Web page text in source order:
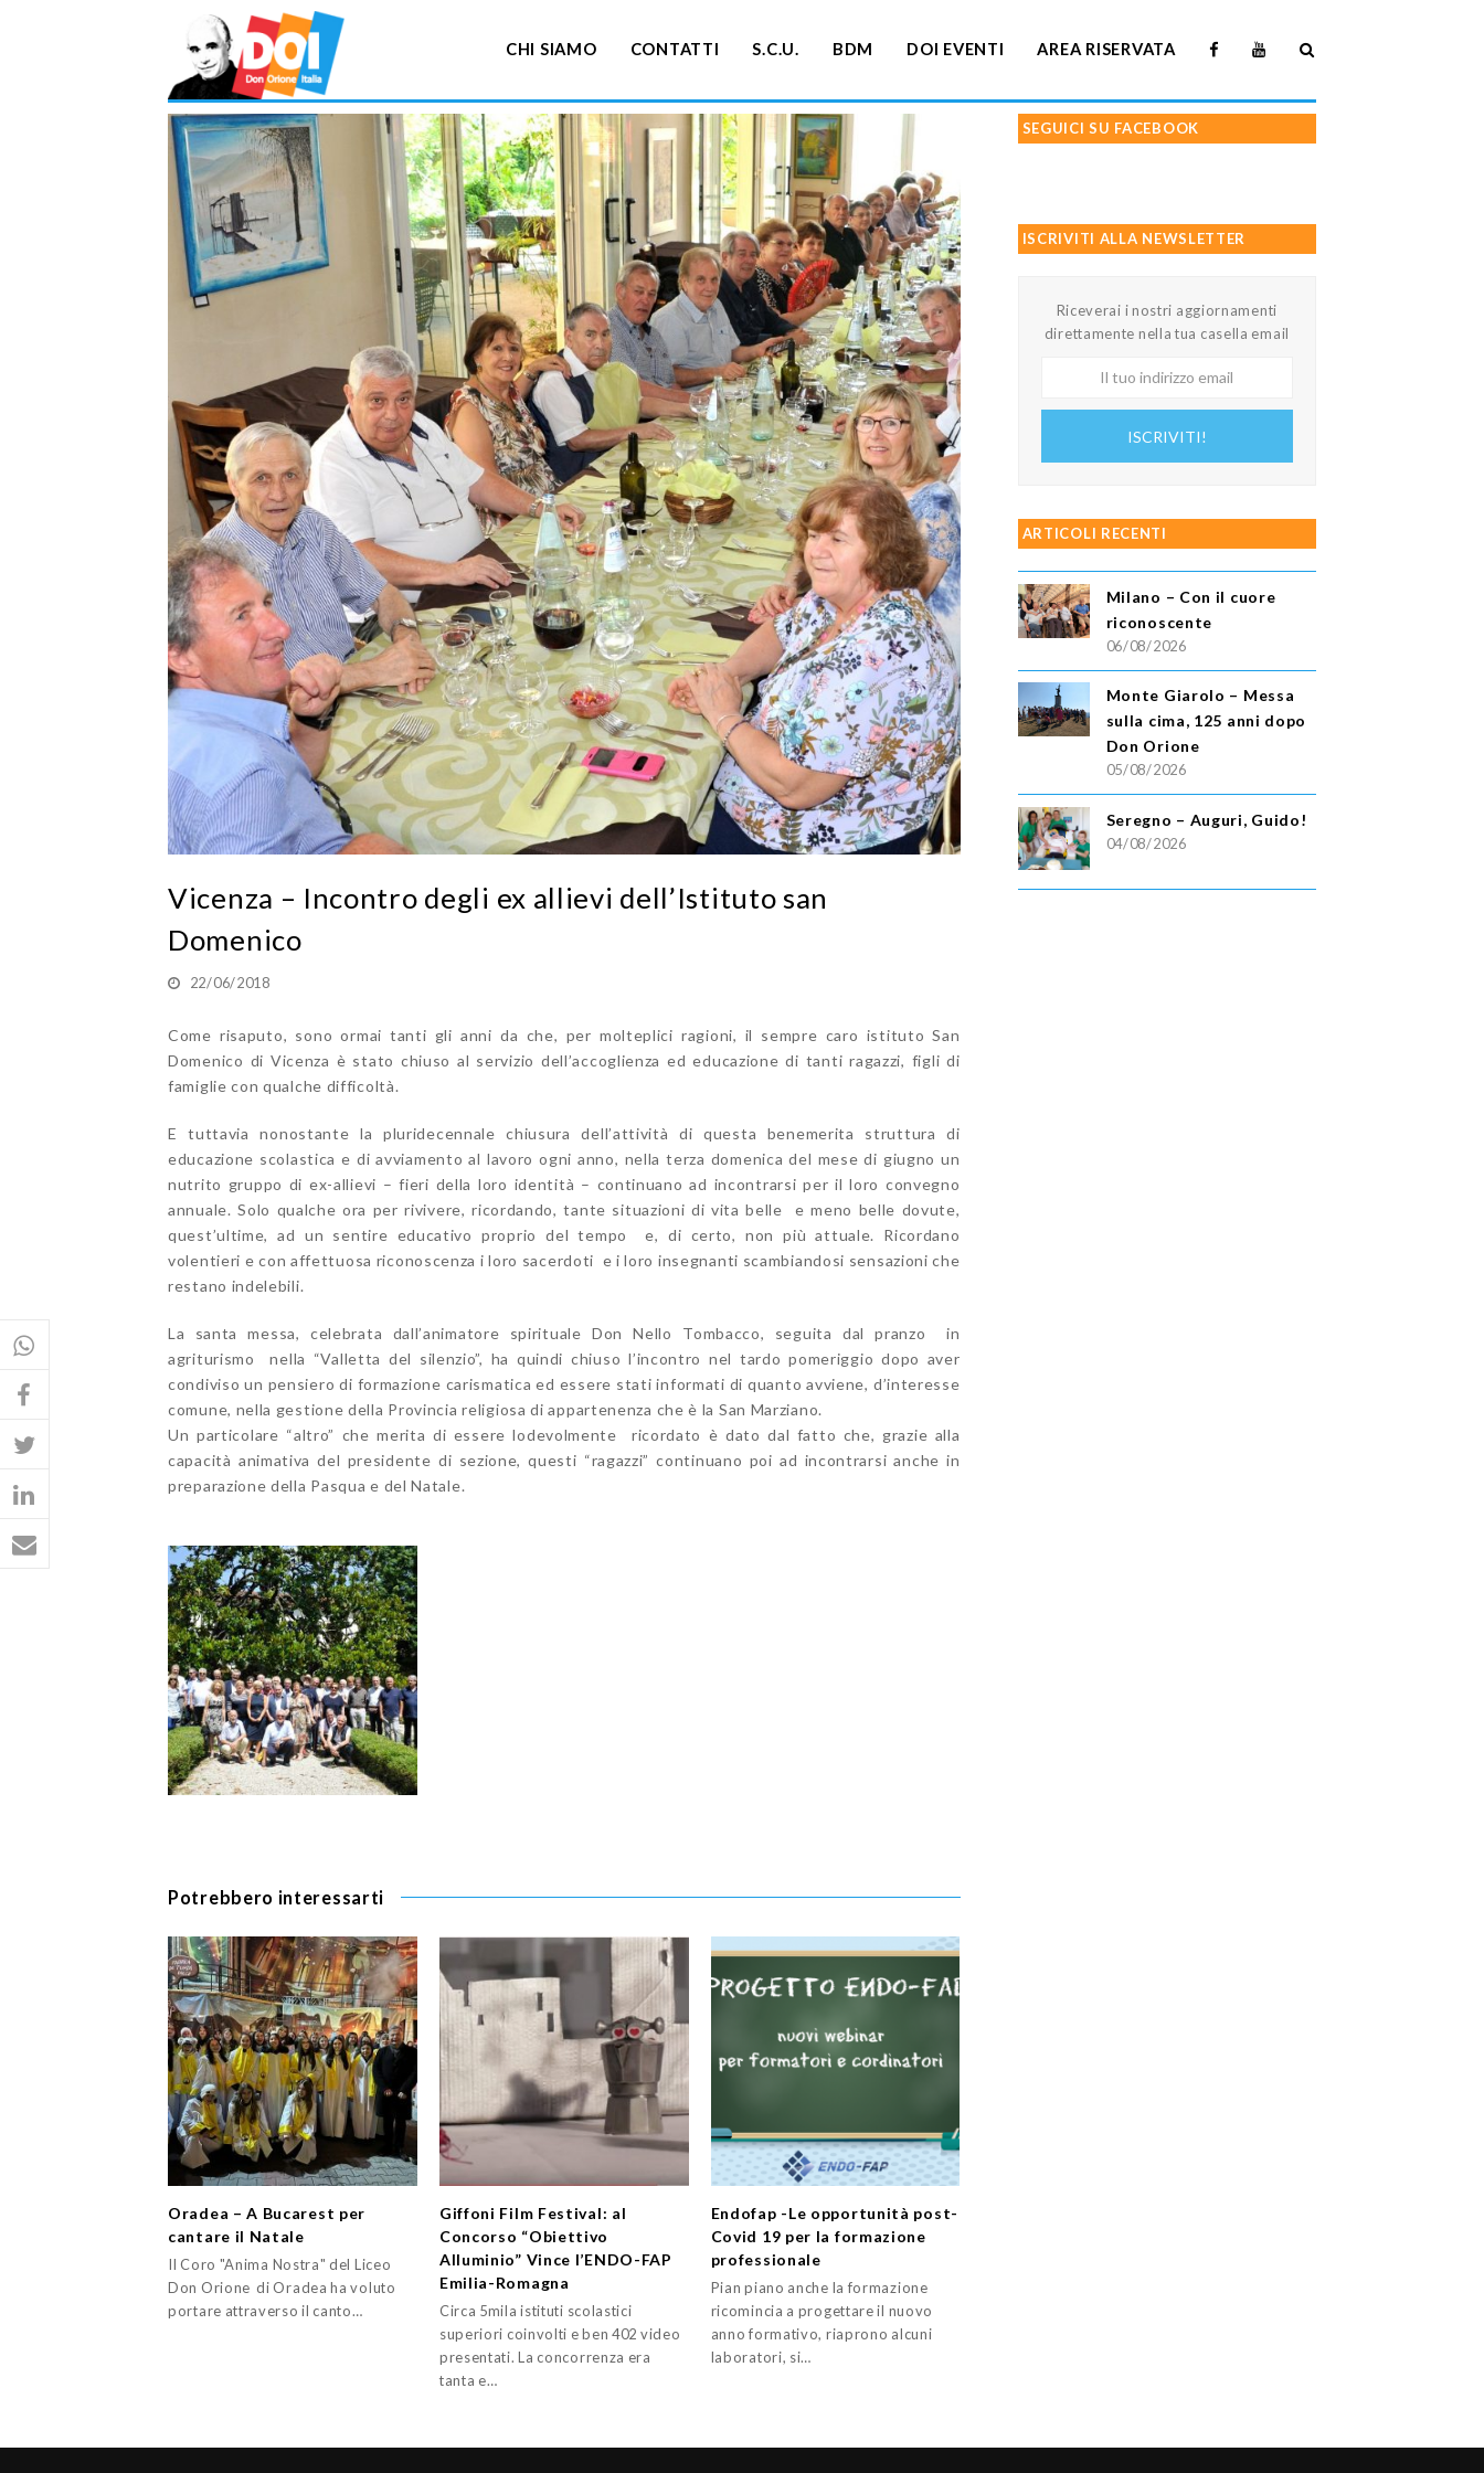
CHI SIAMO CONTATTI S.C.U. BDM DOI EVENTI AREA RISERVATA
Vicenza – Incontro degli ex allievi dell’Istituto san
Domenico
22/06/2018
Come risaputo, sono ormai tanti gli anni da che, per molteplici ragioni, il sempre caro istituto San
Domenico di Vicenza è stato chiuso al servizio dell’accoglienza ed educazione di tanti ragazzi, figli di
famiglie con qualche difficoltà.
E tuttavia nonostante la pluridecennale chiusura dell’attività di questa benemerita struttura di
educazione scolastica e di avviamento al lavoro ogni anno, nella terza domenica del mese di giugno un
nutrito gruppo di ex-allievi – fieri della loro identità – continuano ad incontrarsi per il loro convegno
annuale. Solo qualche ora per rivivere, ricordando, tante situazioni di vita belle e meno belle dovute,
quest’ultime, ad un sentire educativo proprio del tempo e, di certo, non più attuale. Ricordano
volentieri e con affettuosa riconoscenza i loro sacerdoti e i loro insegnanti scambiandosi sensazioni che
restano indelebili.
La santa messa, celebrata dall’animatore spirituale Don Nello Tombacco, seguita dal pranzo in
agriturismo nella “Valletta del silenzio”, ha quindi chiuso l’incontro nel tardo pomeriggio dopo aver
condiviso un pensiero di formazione carismatica ed essere stati informati di quanto avviene, d’interesse
comune, nella gestione della Provincia religiosa di appartenenza che è la San Marziano.
Un particolare “altro” che merita di essere lodevolmente ricordato è dato dal fatto che, grazie alla
capacità animativa del presidente di sezione, questi “ragazzi” continuano poi ad incontrarsi anche in
preparazione della Pasqua e del Natale.
Potrebbero interessarti
Oradea – A Bucarest per
cantare il Natale
Il Coro "Anima Nostra" del Liceo
Don Orione di Oradea ha voluto
portare attraverso il canto…
Giffoni Film Festival: al
Concorso “Obiettivo
Alluminio” Vince l’ENDO-FAP
Emilia-Romagna
Circa 5mila istituti scolastici
superiori coinvolti e ben 402 video
presentati. La concorrenza era
tanta e…
Endofap -Le opportunità post-
Covid 19 per la formazione
professionale
Pian piano anche la formazione
ricomincia a progettare il nuovo
anno formativo, riaprono alcuni
laboratori, si…
SEGUICI SU FACEBOOK
ISCRIVITI ALLA NEWSLETTER
Riceverai i nostri aggiornamenti
direttamente nella tua casella email
ISCRIVITI!
ARTICOLI RECENTI
Milano – Con il cuore
riconoscente
06/08/2026
Monte Giarolo – Messa
sulla cima, 125 anni dopo
Don Orione
05/08/2026
Seregno – Auguri, Guido!
04/08/2026